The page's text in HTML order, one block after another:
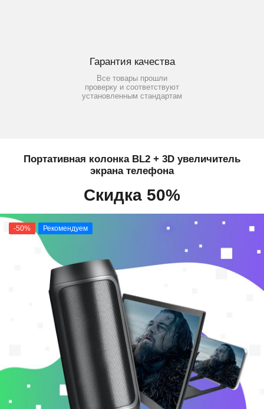
Гарантия качества
Все товары прошли
проверку и соответствуют
установленным стандартам
Портативная колонка BL2 + 3D увеличитель
экрана телефона
Скидка 50%
-50% Рекомендуем